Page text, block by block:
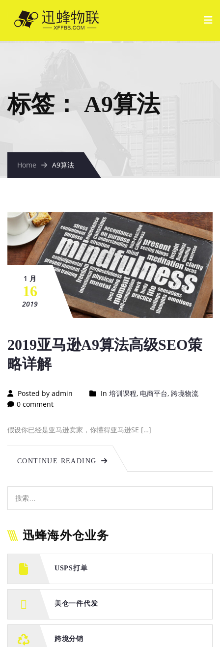
标签： A9算法
Home A9算法
1 月
16
2019
2019亚马逊A9算法高级SEO策
略详解
Posted by admin In 培训课程, 电商平台, 跨境物流
0 comment
假设你已经是亚马逊卖家，你懂得亚马逊SE […]
CONTINUE READING
迅蜂海外仓业务
USPS打单
美仓一件代发
跨境分销